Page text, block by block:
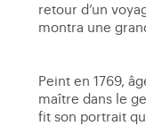
retour d’un
montra une
Peint en 1769,
maître dans le
fit son portrait